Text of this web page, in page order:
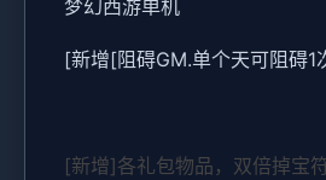
梦幻西游单机
[新增[阻碍GM.单个天可阻碍1
[新增]各礼包物品，双倍掉宝